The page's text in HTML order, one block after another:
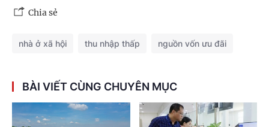
Chia sẻ
nhà ở xã hội thu nhập thấp nguồn vốn ưu đãi
BÀI VIẾT CÙNG CHUYÊN MỤC